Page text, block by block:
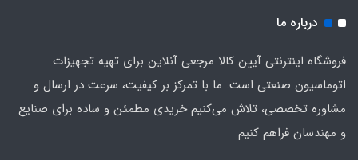
درباره ما
فروشگاه اینترنتی آیین کالا مرجعی آنلاین برای تهیه تجهیزات
اتوماسیون صنعتی است. ما با تمرکز بر کیفیت، سرعت در ارسال و
مشاوره تخصصی، تلاش می‌کنیم خریدی مطمئن و ساده برای صنایع
و مهندسان فراهم کنیم